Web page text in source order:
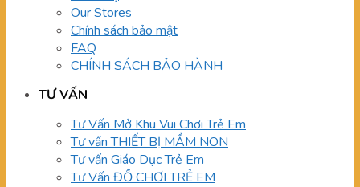
Our Stores
Chính sách bảo mật
FAQ
CHÍNH SÁCH BẢO HÀNH
TƯ VẤN
Tư Vấn Mở Khu Vui Chơi Trẻ Em
Tư vấn THIẾT BỊ MẦM NON
Tư vấn Giáo Dục Trẻ Em
Tư Vấn ĐỒ CHƠI TRẺ EM